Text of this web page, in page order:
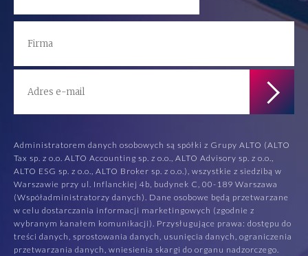
Administratorem danych osobowych są spółki z Grupy ALTO (ALTO
Tax sp. z o.o. ALTO Accounting sp. z o.o., ALTO Advisory sp. z o.o.,
ALTO ESG sp. z o.o., ALTO Broker sp. z o.o.), wszystkie z siedzibą w
Warszawie przy ul. Inflanckiej 4b, budynek C, 00-189 Warszawa
(Współadministratorzy danych). Dane osobowe będą przetwarzane
w celu dostarczania informacji marketingowych (zgodnie z
wybranym kanałem komunikacji). Przysługujące prawa: dostępu do
treści danych, sprostowania danych, usunięcia danych, ograniczenia
przetwarzania danych, wniesienia skargi do organu nadzorczego.